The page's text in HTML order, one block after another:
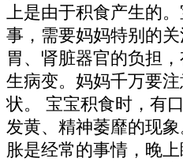
上是由于积食产生的
事，需要妈妈特别的关
胃、肾脏器官的负担
生病变。妈妈千万要
状。 宝宝积食时，有
发黄、精神萎靡的现
胀是经常的事情，晚